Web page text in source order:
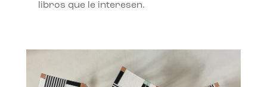
libros que le interesen.